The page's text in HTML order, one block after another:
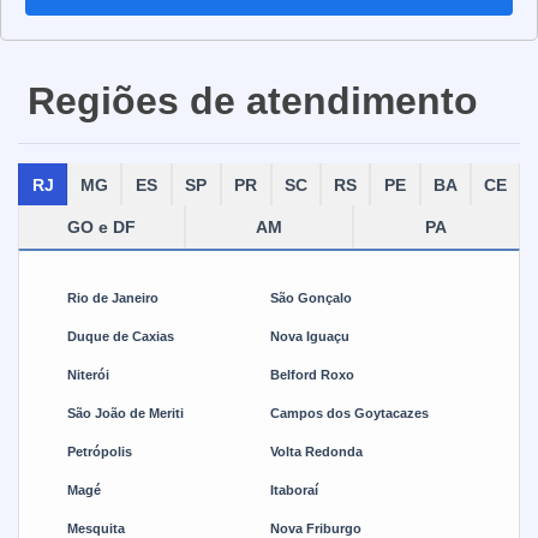
resistentes e de alta qualidade, para garantir a
Além disso, eles são projetados para suportar altas
temperaturas e vibrações, para que possam ser usados
são projetados para serem flexíveis, para que possam
ser instalados em locais de difícil acesso. Eles são a
solução ideal para a transmissão de energia elétrica em
eficiência e durabilidade.
Regiões de atendimento
RJ MG ES SP PR SC RS PE BA CE
GO e DF AM PA
Rio de Janeiro São Gonçalo
Duque de Caxias Nova Iguaçu
Niterói Belford Roxo
São João de Meriti Campos dos Goytacazes
Petrópolis Volta Redonda
Magé Itaboraí
Mesquita Nova Friburgo